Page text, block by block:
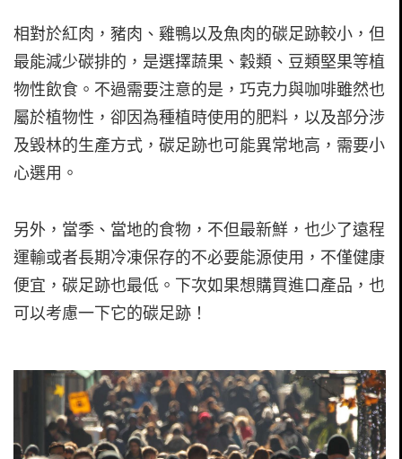
相對於紅肉，豬肉、雞鴨以及魚肉的碳足跡較小，但
最能減少碳排的，是選擇蔬果、穀類、豆類堅果等植
物性飲食。不過需要注意的是，巧克力與咖啡雖然也
屬於植物性，卻因為種植時使用的肥料，以及部分涉
及毀林的生產方式，碳足跡也可能異常地高，需要小
心選用。
另外，當季、當地的食物，不但最新鮮，也少了遠程
運輸或者長期冷凍保存的不必要能源使用，不僅健康
便宜，碳足跡也最低。下次如果想購買進口產品，也
可以考慮一下它的碳足跡！